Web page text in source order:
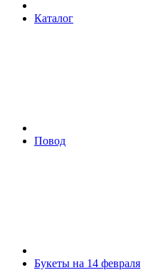
Каталог
Повод
Букеты на 14 февраля